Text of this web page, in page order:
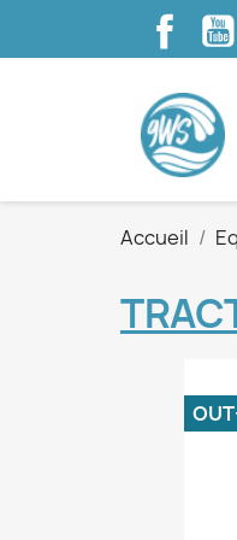
Accueil